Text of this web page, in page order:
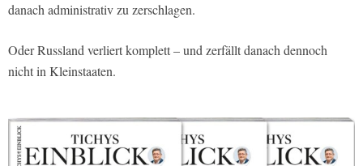
danach administrativ zu zerschlagen.
Oder Russland verliert komplett – und zerfällt danach dennoch
nicht in Kleinstaaten.